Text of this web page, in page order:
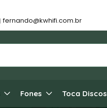
fernando@kwhifi.com.br
Fones Toca Discos